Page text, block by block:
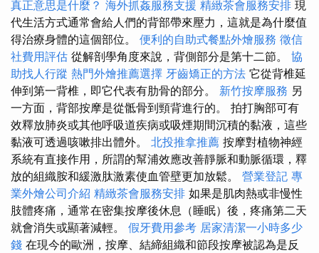
真正意思是什麼？ 海外抓姦服務支援 精緻茶會服務安排 現
代生活方式通常會給人們的背部帶來壓力，這就是為什麼值
得治療身體的這個部位。 便利的自助式餐點外燴服務 徵信
社費用評估 從解剖學角度來說，背側部分是第十二節。 協
助找人行蹤 熱門外燴推薦選擇 牙齒矯正的方法 它從背椎延
伸到第一背椎，即它代表有肋骨的部分。 新竹按摩服務 另
一方面，背部按摩是從骶骨到頸背進行的。 拍打胸部可有
效釋放肺炎或其他呼吸道疾病或吸煙期間沉積的黏液，這些
黏液可透過咳嗽排出體外。 北投推拿推薦 按摩對植物神經
系統有直接作用，所謂的幫浦效應改善靜脈和動脈循環，釋
放的組織胺和緩激肽激素使血管壁更加放鬆。 營業登記 專
業外燴公司介紹 精緻茶會服務安排 如果是肌肉熱或非慢性
肢體疼痛，通常在密集按摩後休息（睡眠）後，疼痛第二天
就會消失或顯著減輕。 假牙費用參考 居家清潔一小時多少
錢 在現今的歐洲，按摩、結締組織和節段按摩被認為是反